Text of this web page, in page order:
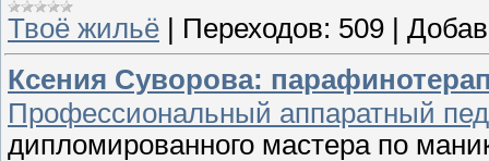
Твоё жильё | Переходов: 509 |
Ксения Суворова:
Профессиональный аппаратный
дипломированного мастера по